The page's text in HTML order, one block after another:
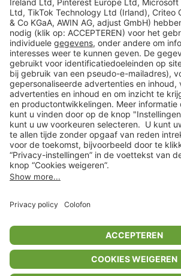
Veilig winkelen
Klantenservice
Shop
Acties
limango.de limango.pl